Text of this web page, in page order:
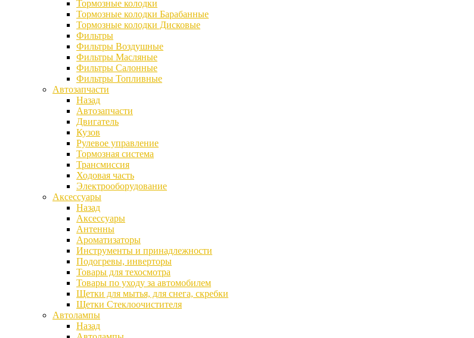
Тормозные колодки
Тормозные колодки Барабанные
Тормозные колодки Дисковые
Фильтры
Фильтры Воздушные
Фильтры Масляные
Фильтры Салонные
Фильтры Топливные
Автозапчасти
Назад
Автозапчасти
Двигатель
Кузов
Рулевое управление
Тормозная система
Трансмиссия
Ходовая часть
Электрооборудование
Аксессуары
Назад
Аксессуары
Антенны
Ароматизаторы
Инструменты и принадлежности
Подогревы, инверторы
Товары для техосмотра
Товары по уходу за автомобилем
Щетки для мытья, для снега, скребки
Щетки Стеклоочистителя
Автолампы
Назад